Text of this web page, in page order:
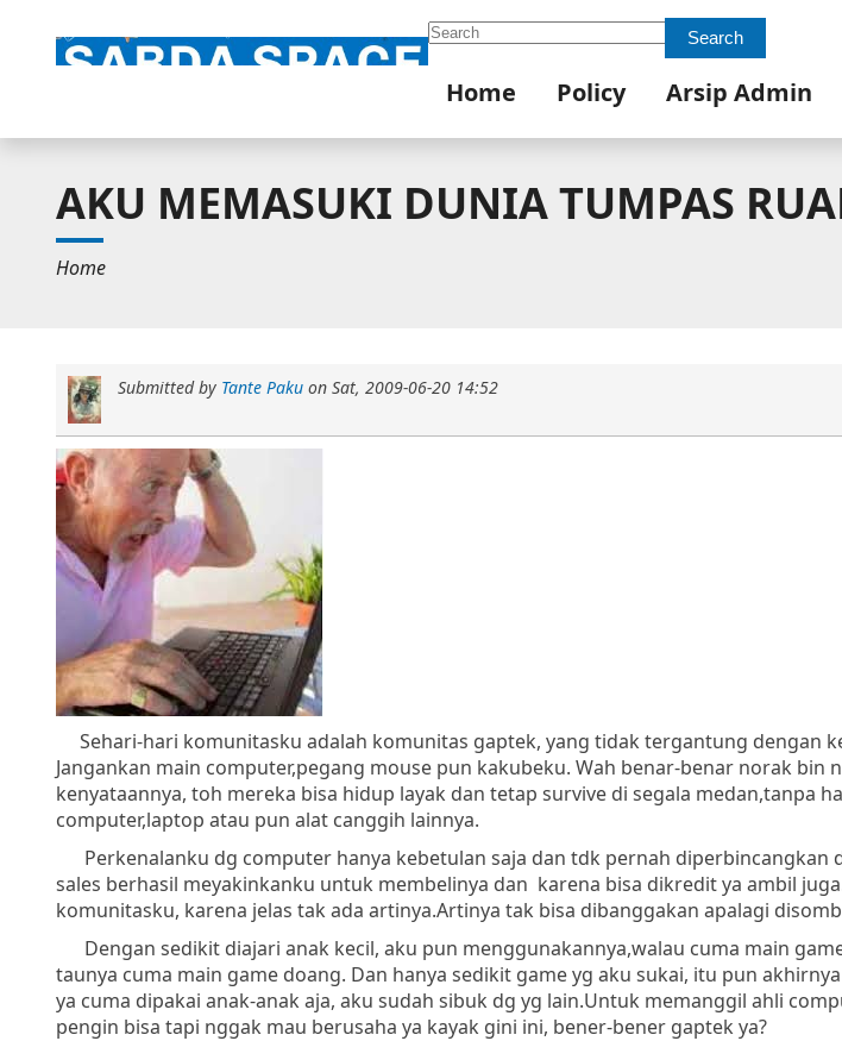
Search Search
Home Policy Arsip Admin
AKU MEMASUKI DUNIA TUMPAS
Home
Submitted by Tante Paku on Sat, 2009-06-20 14:52
Sehari-hari komunitasku adalah komunitas gaptek, yang tidak tergantung dengan
Jangankan main computer,pegang mouse pun kakubeku. Wah benar-benar norak bin
kenyataannya, toh mereka bisa hidup layak dan tetap survive di segala medan,tanpa
computer,laptop atau pun alat canggih lainnya.
Perkenalanku dg computer hanya kebetulan saja dan tdk pernah diperbincangkan
sales berhasil meyakinkanku untuk membelinya dan karena bisa dikredit ya ambil
komunitasku, karena jelas tak ada artinya.Artinya tak bisa dibanggakan apalagi
Dengan sedikit diajari anak kecil, aku pun menggunakannya,walau cuma main
taunya cuma main game doang. Dan hanya sedikit game yg aku sukai, itu pun
ya cuma dipakai anak-anak aja, aku sudah sibuk dg yg lain.Untuk memanggil ahli
pengin bisa tapi nggak mau berusaha ya kayak gini ini, bener-bener gaptek ya?